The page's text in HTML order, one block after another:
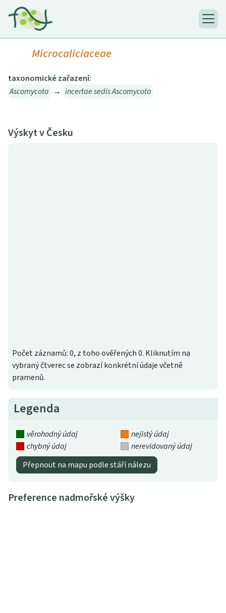
Microcaliciaceae
taxonomické zařazení:
Ascomycota → incertae sedis Ascomycota
Výskyt v Česku
Počet záznamů: 0, z toho ověřených 0. Kliknutím na
vybraný čtverec se zobrazí konkrétní údaje včetně
pramenů.
Legenda
věrohodný údaj
nejistý údaj
chybný údaj
nerevidovaný údaj
Přepnout na mapu podle stáří nálezu
Preference nadmořské výšky